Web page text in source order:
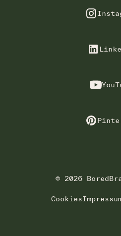
© 2026
Cookies